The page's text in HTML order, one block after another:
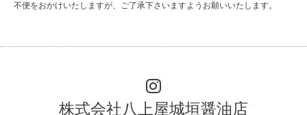
不便をおかけいたしますが、ご了承下さいますようお願いいたします。
株式会社八上屋城垣醤油店